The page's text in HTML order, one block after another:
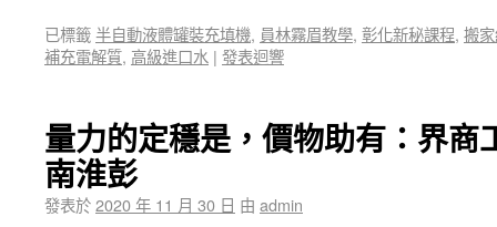
已標籤半自動液體罐裝充填機, 員林霧眉教學, 彰化新秘課程, 搬
補充電解質, 高級進口水 | 發表迴響
量力的定穩是，價物助有：界
南淮彭
發表於2020 年 11 月 30 日 由 admin